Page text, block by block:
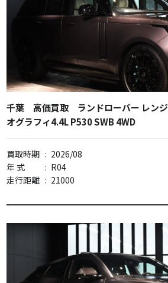
千葉 高価買取 ランドローバー レンジ
オグラフィ4.4L P530 SWB 4WD
買取時期 : 2026/08
年 式
: R04
走行距離 : 21000